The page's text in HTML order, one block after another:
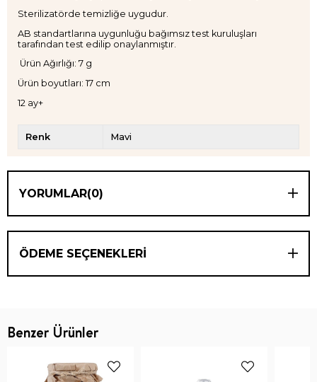
Sterilizatörde temizliğe uygudur.
AB standartlarına uygunluğu bağımsız test kuruluşları
tarafından test edilip onaylanmıştır.
Ürün Ağırlığı: 7 g
Ürün boyutları: 17 cm
12 ay+
Renk Mavi
YORUMLAR(0)
ÖDEME SEÇENEKLERI
Benzer Ürünler